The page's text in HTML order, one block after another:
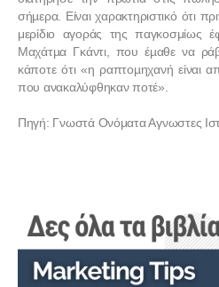
σήµερα. Είναι χαρακτηριστικό ότι
μερίδιο αγοράς της παγκοσμίως
Μαχάτµα Γκάντι, που έµαθε να
κάποτε ότι «η ραπτοµηχανή είναι
που ανακαλύφθηκαν ποτέ».
Πηγή: Γνωστά Ονόματα Αγνωστες